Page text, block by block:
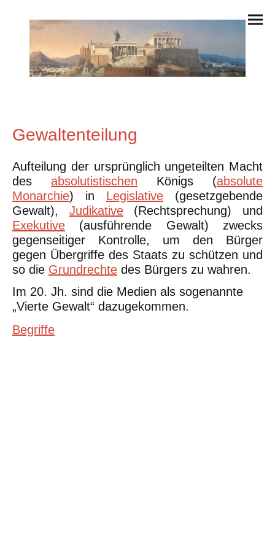
Gewaltenteilung
Aufteilung der ursprünglich ungeteilten Macht
des absolutistischen Königs (absolute
Monarchie) in Legislative (gesetzgebende
Gewalt), Judikative(Rechtsprechung) und
Exekutive (ausführende Gewalt) zwecks
gegenseitiger Kontrolle, um den Bürger
gegen Übergriffe des Staats zu schützen und
so die Grundrechte des Bürgers zu wahren.
Im 20. Jh. sind die Medien als sogenannte
„Vierte Gewalt“ dazugekommen.
Begriffe